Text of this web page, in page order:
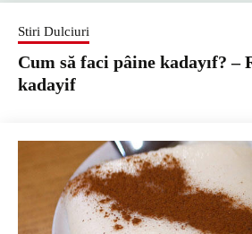
Stiri Dulciuri
Cum să faci pâine kadayıf? –
kadayif